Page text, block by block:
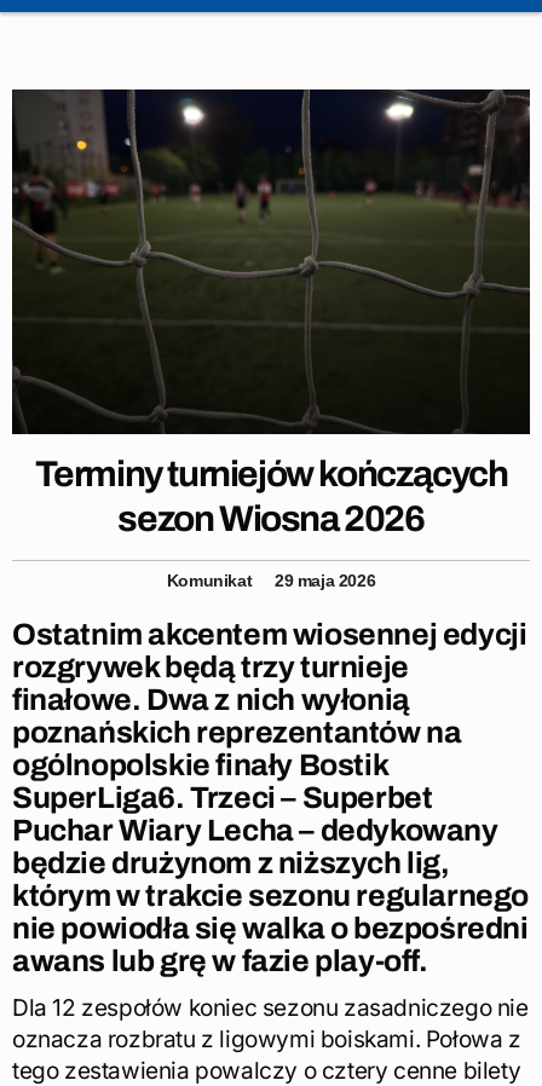
Terminy turniejów kończących
sezon Wiosna 2026
Komunikat 29 maja 2026
Ostatnim akcentem wiosennej edycji
rozgrywek będą trzy turnieje
finałowe. Dwa z nich wyłonią
poznańskich reprezentantów na
ogólnopolskie finały Bostik
SuperLiga6. Trzeci – Superbet
Puchar Wiary Lecha – dedykowany
będzie drużynom z niższych lig,
którym w trakcie sezonu regularnego
nie powiodła się walka o bezpośredni
awans lub grę w fazie play-off.
Dla 12 zespołów koniec sezonu zasadniczego nie
oznacza rozbratu z ligowymi boiskami. Połowa z
tego zestawienia powalczy o cztery cenne bilety